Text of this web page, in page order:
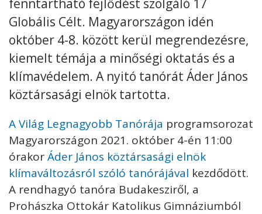
Kövess minket unescohungary
Adatkezelési tájékoztató Impresszum
Technikai információk
fenntartható fejlődést szolgáló 17
Globális Célt. Magyarországon idén
október 4-8. között kerül megrendezésre,
kiemelt témája a minőségi oktatás és a
klímavédelem. A nyitó tanórát Áder János
köztársasági elnök tartotta.
A Világ Legnagyobb Tanórája programsorozat
Magyarországon 2021. október 4-én 11:00
órakorÁder János köztársasági elnök
klímaváltozásról szóló tanórájával kezdődött.
A rendhagyó tanóra Budakesziről, a
Prohászka Ottokár Katolikus Gimnáziumból